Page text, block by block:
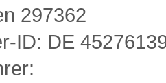
297362
ID: DE